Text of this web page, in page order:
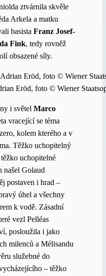
ztvárnila skvěle
Arkela a matku
basista Franz Josef-
Fink, tedy rovněž
obsazené síly.
Eröd, foto © Wiener
i světel Marco
vracející se téma
kolem kterého a v
Těžko uchopitelný
uchopitelné
našel Golaud
postaven i hrad –
úhel a všechny
k vodě. Zásadní
vezl Pelléas
posloužila i jako
milenců a Mélisandu
služebné do
– těžko